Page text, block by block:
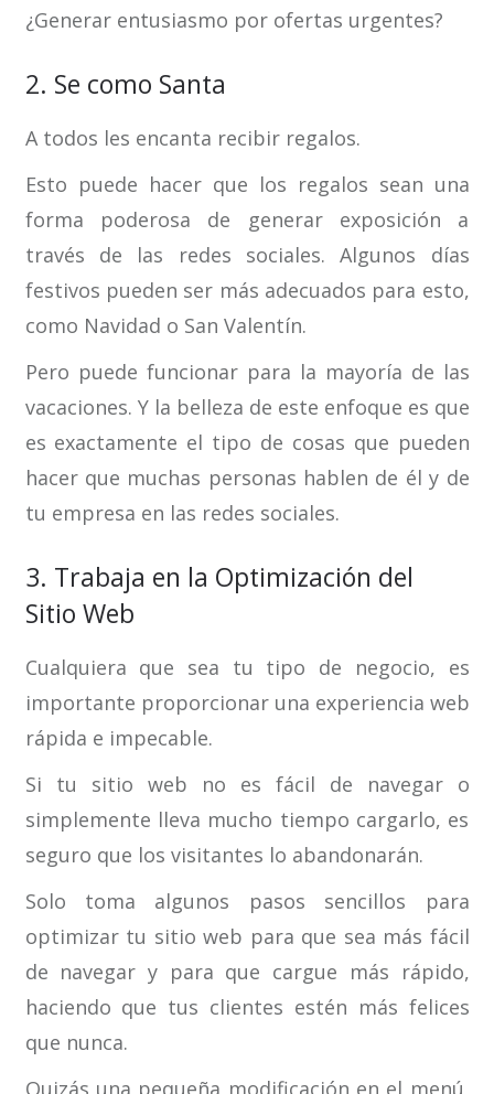
¿Generar entusiasmo por ofertas urgentes?
2. Se como Santa
A todos les encanta recibir regalos.
Esto puede hacer que los regalos sean una
forma poderosa de generar exposición a
través de las redes sociales. Algunos días
festivos pueden ser más adecuados para esto,
como Navidad o San Valentín.
Pero puede funcionar para la mayoría de las
vacaciones. Y la belleza de este enfoque es que
es exactamente el tipo de cosas que pueden
hacer que muchas personas hablen de él y de
tu empresa en las redes sociales.
3. Trabaja en la Optimización del
Sitio Web
Cualquiera que sea tu tipo de negocio, es
importante proporcionar una experiencia web
rápida e impecable.
Si tu sitio web no es fácil de navegar o
simplemente lleva mucho tiempo cargarlo, es
seguro que los visitantes lo abandonarán.
Solo toma algunos pasos sencillos para
optimizar tu sitio web para que sea más fácil
de navegar y para que cargue más rápido,
haciendo que tus clientes estén más felices
que nunca.